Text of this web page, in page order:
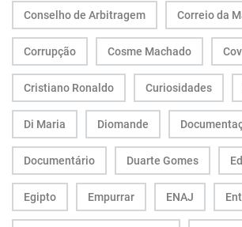
Conselho de Arbitragem Correio da
Corrupção Cosme Machado
Cristiano Ronaldo Curiosidades
Di Maria Diomande
Documentário Duarte Gomes
Egipto Empurrar ENAJ